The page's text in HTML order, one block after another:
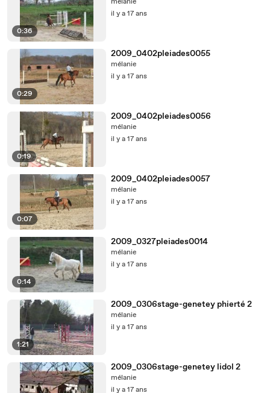
0:36
il y a 17 ans
0:29
2009_0402pleiades0055
mélanie
il y a 17 ans
0:19
2009_0402pleiades0056
mélanie
il y a 17 ans
0:07
2009_0402pleiades0057
mélanie
il y a 17 ans
0:14
2009_0327pleiades0014
mélanie
il y a 17 ans
1:21
2009_0306stage-genetey phierté 2
mélanie
il y a 17 ans
2009_0306stage-genetey lidol 2
mélanie
il y a 17 ans